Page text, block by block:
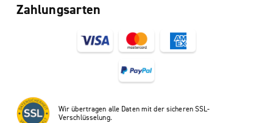
Zahlungsarten
Wir übertragen alle Daten mit der sicheren SSL-
Verschlüsselung.